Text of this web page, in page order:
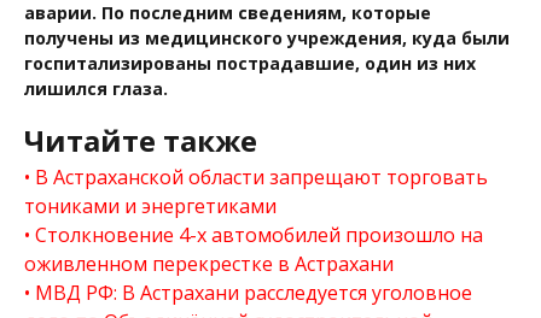
аварии. По последним сведениям, которые
получены из медицинского учреждения, куда были
госпитализированы пострадавшие, один из них
лишился глаза.
Читайте также
В Астраханской области запрещают торговать
тониками и энергетиками
Столкновение 4-х автомобилей произошло на
оживленном перекрестке в Астрахани
МВД РФ: В Астрахани расследуется уголовное